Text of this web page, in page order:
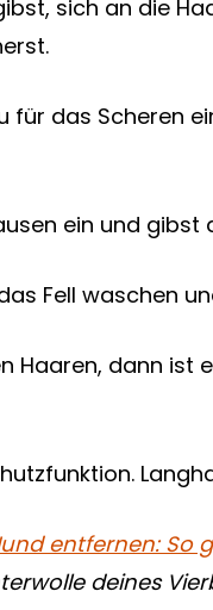
sich an die
für das Scheren
ein und gibst
Fell waschen
Haaren, dann
entfernen: So
deines